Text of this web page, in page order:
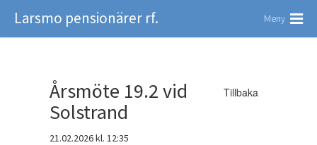
Larsmo pensionärer rf. Meny
Tillbaka
Årsmöte 19.2 vid
Solstrand
21.02.2026kl. 12:35